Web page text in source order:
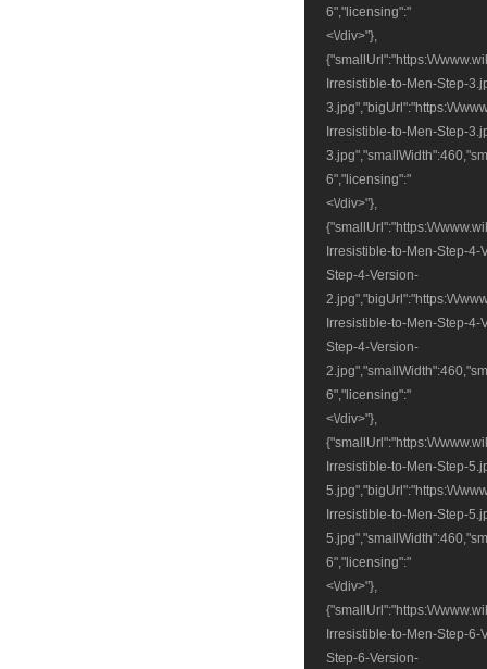
6","licensing":"
<\/div>"},
{"smallUrl":"https:\/\/
Irresistible-to-Men-Step-
3.jpg","bigUrl":"https:\/\/
Irresistible-to-Men-Step-
6","licensing":"
<\/div>"},
{"smallUrl":"https:\/\/
Irresistible-to-Men-Step-
Step-4-Version-
2.jpg","bigUrl":"https:\/\/
Irresistible-to-Men-Step-
Step-4-Version-
6","licensing":"
<\/div>"},
{"smallUrl":"https:\/\/
Irresistible-to-Men-Step-
5.jpg","bigUrl":"https:\/\/
Irresistible-to-Men-Step-
6","licensing":"
<\/div>"},
{"smallUrl":"https:\/\/
Irresistible-to-Men-Step-
Step-6-Version-